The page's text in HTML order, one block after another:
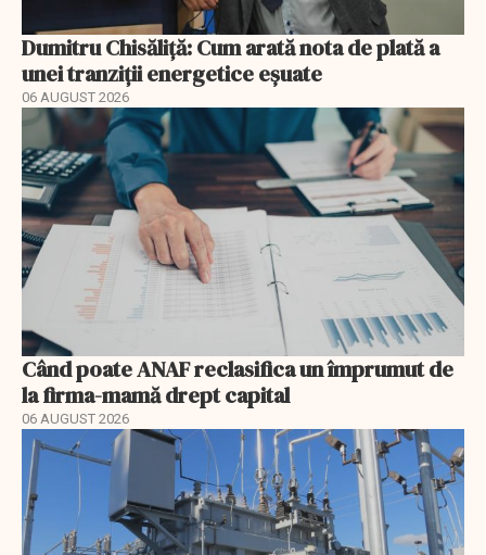
Dumitru Chisăliță: Cum arată nota de plată a
unei tranziții energetice eșuate
06 AUGUST 2026
Când poate ANAF reclasifica un împrumut de
la firma-mamă drept capital
06 AUGUST 2026